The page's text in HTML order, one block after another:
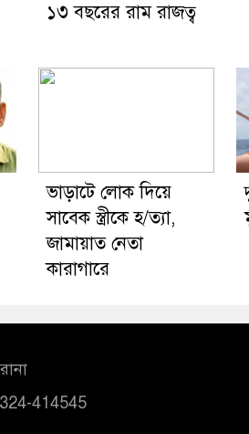
১৩ বছরের রাম রাজত্ব
ভাড়াটে লোক দিয়ে
সাবেক স্ত্রীকে হ/ত্যা,
জামায়াত নেতা
কারাগারে
414545